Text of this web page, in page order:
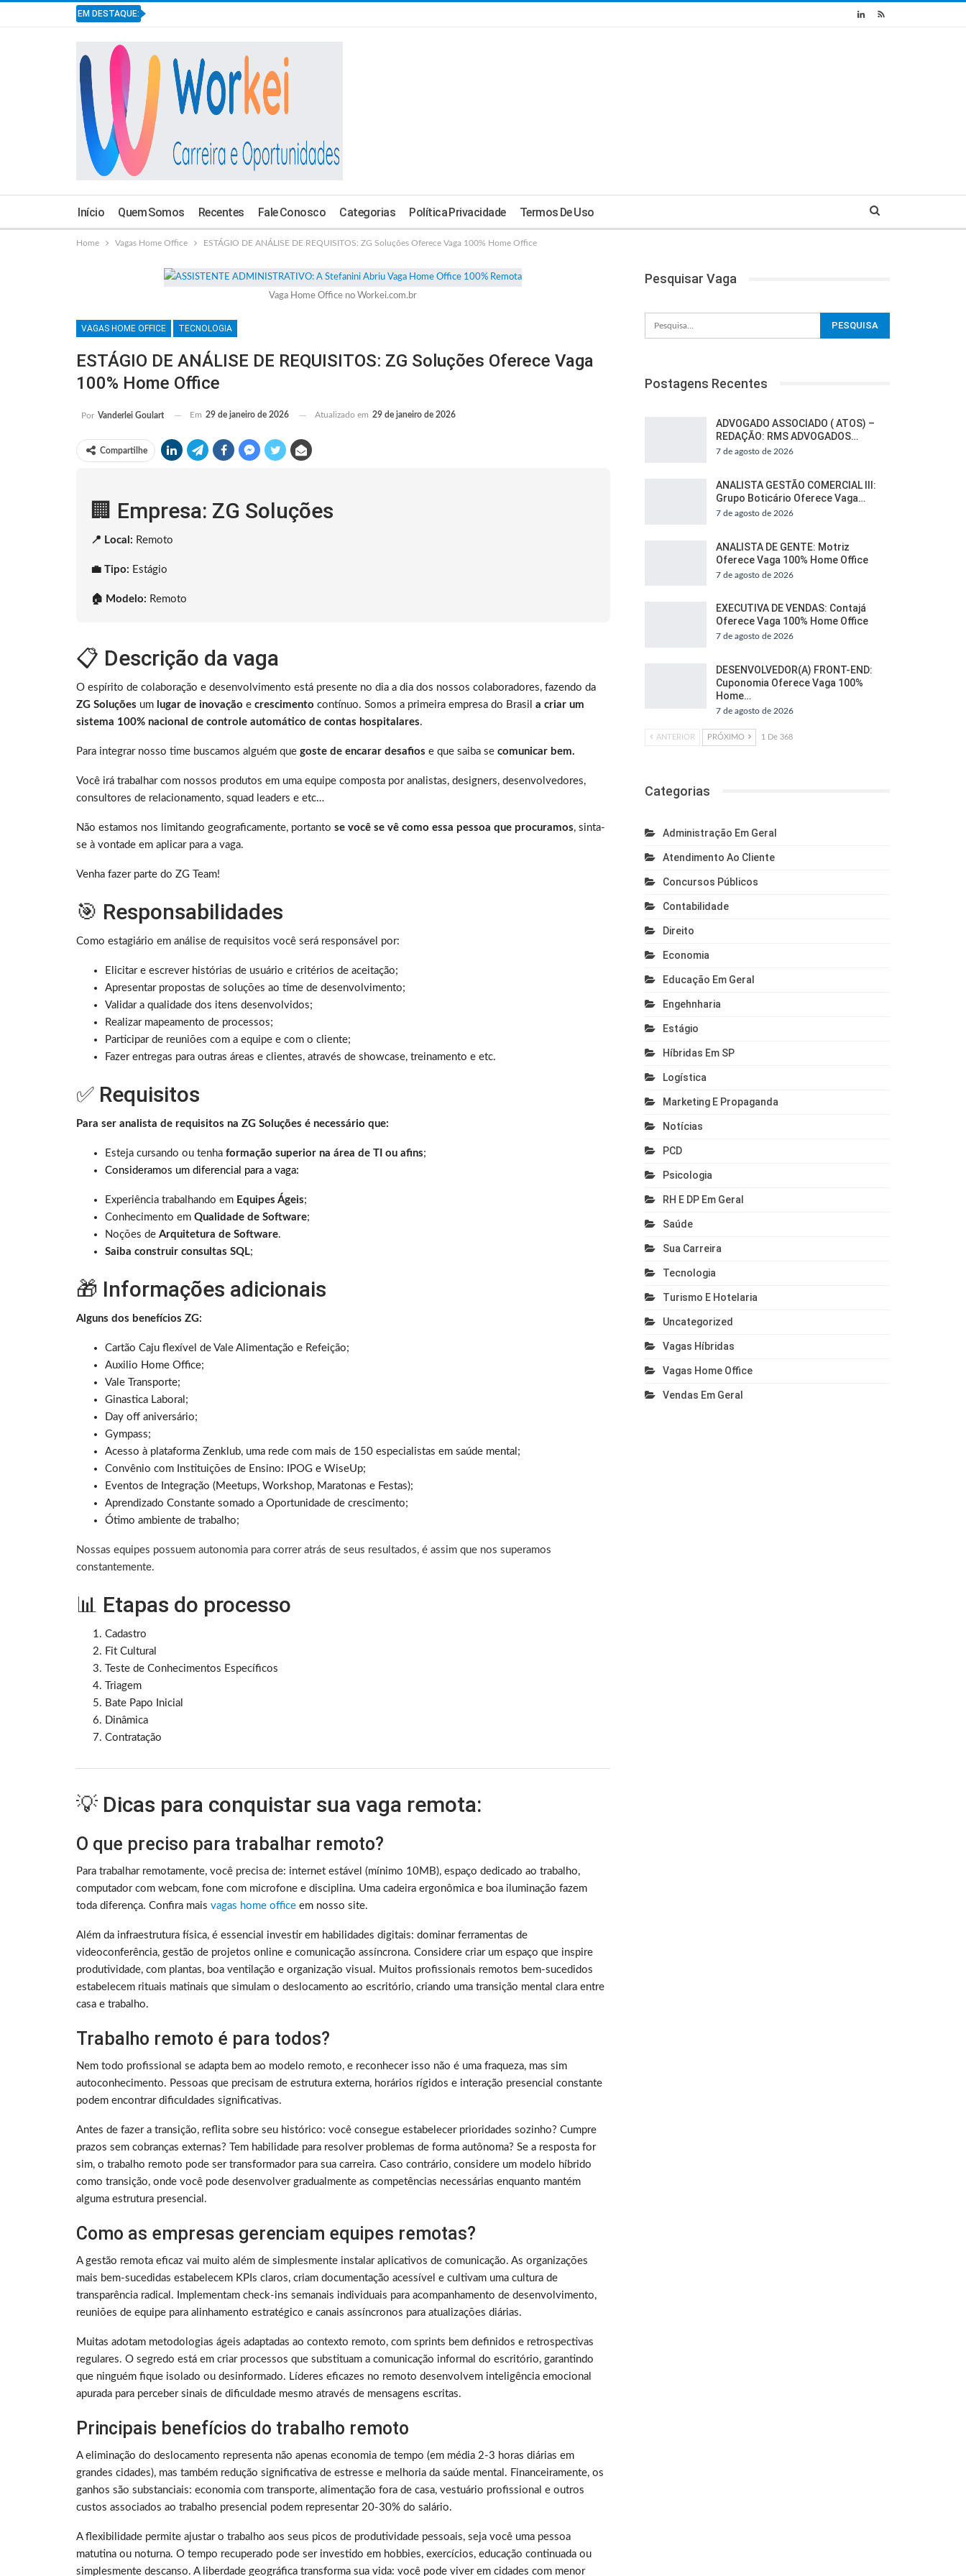
EM DESTAQUE:
Início Quem Somos Recentes Fale Conosco Categorias Política Privacidade Termos De Uso
Home Vagas Home Office ESTÁGIO DE ANÁLISE DE REQUISITOS: ZG Soluções Oferece Vaga 100% Home Office
Vaga Home Office no Workei.com.br
VAGAS HOME OFFICE TECNOLOGIA
ESTÁGIO DE ANÁLISE DE REQUISITOS: ZG Soluções Oferece Vaga
100% Home Office
Por Vanderlei Goulart Em 29 de janeiro de 2026 Atualizado em 29 de janeiro de 2026
Compartilhe
🏢 Empresa: ZG Soluções
📍 Local: Remoto
💼 Tipo: Estágio
🏠 Modelo: Remoto
📋 Descrição da vaga
O espírito de colaboração e desenvolvimento está presente no dia a dia dos nossos colaboradores, fazendo da
ZG Soluções um lugar de inovação e crescimento contínuo. Somos a primeira empresa do Brasil a criar um
sistema 100% nacional de controle automático de contas hospitalares.
Para integrar nosso time buscamos alguém que goste de encarar desafios e que saiba se comunicar bem.
Você irá trabalhar com nossos produtos em uma equipe composta por analistas, designers, desenvolvedores,
consultores de relacionamento, squad leaders e etc…
Não estamos nos limitando geograficamente, portanto se você se vê como essa pessoa que procuramos, sinta-
se à vontade em aplicar para a vaga.
Venha fazer parte do ZG Team!
🎯 Responsabilidades
Como estagiário em análise de requisitos você será responsável por:
Elicitar e escrever histórias de usuário e critérios de aceitação;
Apresentar propostas de soluções ao time de desenvolvimento;
Validar a qualidade dos itens desenvolvidos;
Realizar mapeamento de processos;
Participar de reuniões com a equipe e com o cliente;
Fazer entregas para outras áreas e clientes, através de showcase, treinamento e etc.
✅ Requisitos
Para ser analista de requisitos na ZG Soluções é necessário que:
Esteja cursando ou tenha formação superior na área de TI ou afins;
Consideramos um diferencial para a vaga:
Experiência trabalhando em Equipes Ágeis;
Conhecimento em Qualidade de Software;
Noções de Arquitetura de Software.
Saiba construir consultas SQL;
🎁 Informações adicionais
Alguns dos benefícios ZG:
Cartão Caju flexível de Vale Alimentação e Refeição;
Auxilio Home Office;
Vale Transporte;
Ginastica Laboral;
Day off aniversário;
Gympass;
Acesso à plataforma Zenklub, uma rede com mais de 150 especialistas em saúde mental;
Convênio com Instituições de Ensino: IPOG e WiseUp;
Eventos de Integração (Meetups, Workshop, Maratonas e Festas);
Aprendizado Constante somado a Oportunidade de crescimento;
Ótimo ambiente de trabalho;
Nossas equipes possuem autonomia para correr atrás de seus resultados, é assim que nos superamos
constantemente.
📊 Etapas do processo
Cadastro
Fit Cultural
Teste de Conhecimentos Específicos
Triagem
Bate Papo Inicial
Dinâmica
Contratação
💡 Dicas para conquistar sua vaga remota:
O que preciso para trabalhar remoto?
Para trabalhar remotamente, você precisa de: internet estável (mínimo 10MB), espaço dedicado ao trabalho,
computador com webcam, fone com microfone e disciplina. Uma cadeira ergonômica e boa iluminação fazem
toda diferença. Confira mais vagas home office em nosso site.
Além da infraestrutura física, é essencial investir em habilidades digitais: dominar ferramentas de
videoconferência, gestão de projetos online e comunicação assíncrona. Considere criar um espaço que inspire
produtividade, com plantas, boa ventilação e organização visual. Muitos profissionais remotos bem-sucedidos
estabelecem rituais matinais que simulam o deslocamento ao escritório, criando uma transição mental clara entre
casa e trabalho.
Trabalho remoto é para todos?
Nem todo profissional se adapta bem ao modelo remoto, e reconhecer isso não é uma fraqueza, mas sim
autoconhecimento. Pessoas que precisam de estrutura externa, horários rígidos e interação presencial constante
podem encontrar dificuldades significativas.
Antes de fazer a transição, reflita sobre seu histórico: você consegue estabelecer prioridades sozinho? Cumpre
prazos sem cobranças externas? Tem habilidade para resolver problemas de forma autônoma? Se a resposta for
sim, o trabalho remoto pode ser transformador para sua carreira. Caso contrário, considere um modelo híbrido
como transição, onde você pode desenvolver gradualmente as competências necessárias enquanto mantém
alguma estrutura presencial.
Como as empresas gerenciam equipes remotas?
A gestão remota eficaz vai muito além de simplesmente instalar aplicativos de comunicação. As organizações
mais bem-sucedidas estabelecem KPIs claros, criam documentação acessível e cultivam uma cultura de
transparência radical. Implementam check-ins semanais individuais para acompanhamento de desenvolvimento,
reuniões de equipe para alinhamento estratégico e canais assíncronos para atualizações diárias.
Muitas adotam metodologias ágeis adaptadas ao contexto remoto, com sprints bem definidos e retrospectivas
regulares. O segredo está em criar processos que substituam a comunicação informal do escritório, garantindo
que ninguém fique isolado ou desinformado. Líderes eficazes no remoto desenvolvem inteligência emocional
apurada para perceber sinais de dificuldade mesmo através de mensagens escritas.
Principais benefícios do trabalho remoto
A eliminação do deslocamento representa não apenas economia de tempo (em média 2-3 horas diárias em
grandes cidades), mas também redução significativa de estresse e melhoria da saúde mental. Financeiramente, os
ganhos são substanciais: economia com transporte, alimentação fora de casa, vestuário profissional e outros
custos associados ao trabalho presencial podem representar 20-30% do salário.
A flexibilidade permite ajustar o trabalho aos seus picos de produtividade pessoais, seja você uma pessoa
matutina ou noturna. O tempo recuperado pode ser investido em hobbies, exercícios, educação continuada ou
simplesmente descanso. A liberdade geográfica transforma sua vida: você pode viver em cidades com menor
Pesquisar Vaga
Postagens Recentes
ADVOGADO ASSOCIADO ( ATOS) –
REDAÇÃO: RMS ADVOGADOS…
7 de agosto de 2026
ANALISTA GESTÃO COMERCIAL III:
Grupo Boticário Oferece Vaga…
7 de agosto de 2026
ANALISTA DE GENTE: Motriz
Oferece Vaga 100% Home Office
7 de agosto de 2026
EXECUTIVA DE VENDAS: Contajá
Oferece Vaga 100% Home Office
7 de agosto de 2026
DESENVOLVEDOR(A) FRONT-END:
Cuponomia Oferece Vaga 100%
Home…
7 de agosto de 2026
ANTERIOR PRÓXIMO 1 De 368
Categorias
Administração Em Geral
Atendimento Ao Cliente
Concursos Públicos
Contabilidade
Direito
Economia
Educação Em Geral
Engehnharia
Estágio
Híbridas Em SP
Logística
Marketing E Propaganda
Notícias
PCD
Psicologia
RH E DP Em Geral
Saúde
Sua Carreira
Tecnologia
Turismo E Hotelaria
Uncategorized
Vagas Híbridas
Vagas Home Office
Vendas Em Geral